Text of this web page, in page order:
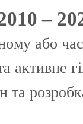
–
або
активне
та